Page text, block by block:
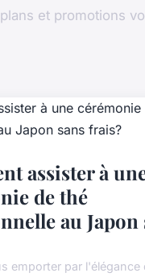
et promotions
assister à
de thé
au Japon
emporter par l'élégance